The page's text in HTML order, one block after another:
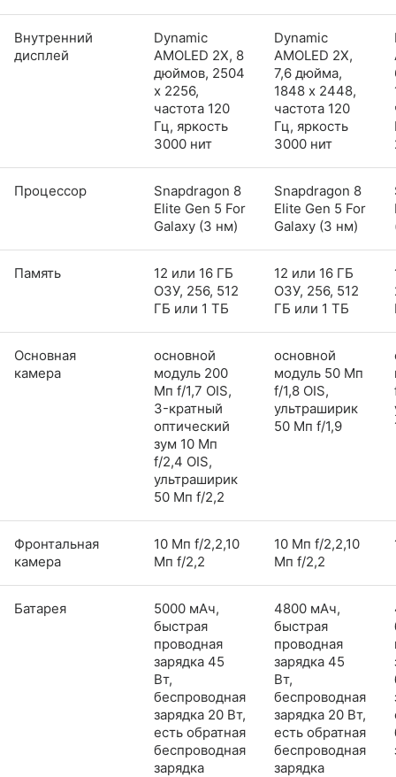
Внутренний
дисплей
Dynamic
AMOLED 2X, 8
дюймов, 2504
x 2256,
частота 120
Гц, яркость
3000 нит
Dynamic
AMOLED 2X,
7,6 дюйма,
1848 x 2448,
частота 120
Гц, яркость
3000 нит
Процессор
Snapdragon 8
Elite Gen 5 For
Galaxy (3 нм)
Snapdragon 8
Elite Gen 5 For
Galaxy (3 нм)
Память
12 или 16 ГБ
ОЗУ, 256, 512
ГБ или 1 ТБ
12 или 16 ГБ
ОЗУ, 256, 512
ГБ или 1 ТБ
Основная
камера
основной
модуль 200
Мп f/1,7 OIS,
3-кратный
оптический
зум 10 Мп
f/2,4 OIS,
ультраширик
50 Мп f/2,2
основной
модуль 50 Мп
f/1,8 OIS,
ультраширик
50 Мп f/1,9
Фронтальная
камера
10 Мп f/2,2,10
Мп f/2,2
10 Мп f/2,2,10
Мп f/2,2
Батарея
5000 мАч,
быстрая
проводная
зарядка 45
Вт,
беспроводная
зарядка 20 Вт,
есть обратная
беспроводная
зарядка
4800 мАч,
быстрая
проводная
зарядка 45
Вт,
беспроводная
зарядка 20 Вт,
есть обратная
беспроводная
зарядка